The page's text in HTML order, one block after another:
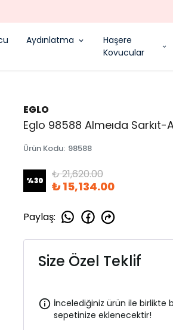
Aydınlatma
Haşere
Kovucular
EGLO
Eglo 98588 Almeıda Sarkıt-
Ürün Kodu: 98588
%30 ₺ 21,620.00
₺ 15,134.00
Paylaş:
Size Özel Teklif
İncelediğiniz ürün ile birlikte
sepetinize eklenecektir!